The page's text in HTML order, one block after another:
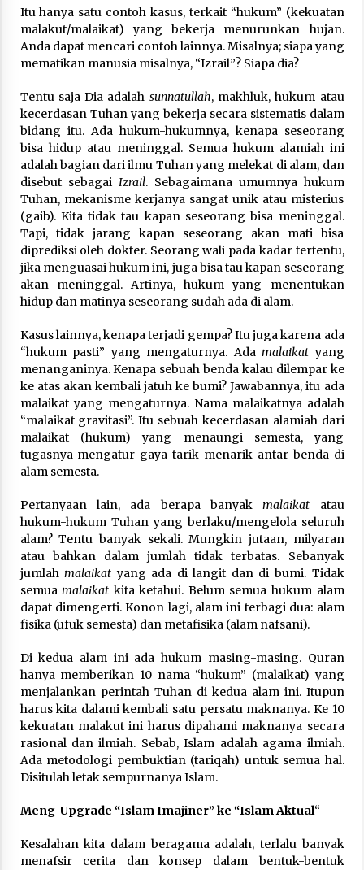
Itu hanya satu contoh kasus, terkait “hukum” (kekuatan
malakut/malaikat) yang bekerja menurunkan hujan.
Anda dapat mencari contoh lainnya. Misalnya; siapa yang
mematikan manusia misalnya, “Izrail”? Siapa dia?
Tentu saja Dia adalah sunnatullah, makhluk, hukum atau
kecerdasan Tuhan yang bekerja secara sistematis dalam
bidang itu. Ada hukum-hukumnya, kenapa seseorang
bisa hidup atau meninggal. Semua hukum alamiah ini
adalah bagian dari ilmu Tuhan yang melekat di alam, dan
disebut sebagai Izrail. Sebagaimana umumnya hukum
Tuhan, mekanisme kerjanya sangat unik atau misterius
(gaib). Kita tidak tau kapan seseorang bisa meninggal.
Tapi, tidak jarang kapan seseorang akan mati bisa
diprediksi oleh dokter. Seorang wali pada kadar tertentu,
jika menguasai hukum ini, juga bisa tau kapan seseorang
akan meninggal. Artinya, hukum yang menentukan
hidup dan matinya seseorang sudah ada di alam.
Kasus lainnya, kenapa terjadi gempa? Itu juga karena ada
“hukum pasti” yang mengaturnya. Ada malaikat yang
menanganinya. Kenapa sebuah benda kalau dilempar ke
ke atas akan kembali jatuh ke bumi? Jawabannya, itu ada
malaikat yang mengaturnya. Nama malaikatnya adalah
“malaikat gravitasi”. Itu sebuah kecerdasan alamiah dari
malaikat (hukum) yang menaungi semesta, yang
tugasnya mengatur gaya tarik menarik antar benda di
alam semesta.
Pertanyaan lain, ada berapa banyakmalaikat atau
hukum-hukum Tuhan yang berlaku/mengelola seluruh
alam? Tentu banyak sekali. Mungkin jutaan, milyaran
atau bahkan dalam jumlah tidak terbatas. Sebanyak
jumlahmalaikatyang ada di langit dan di bumi. Tidak
semuamalaikat kita ketahui. Belum semua hukum alam
dapat dimengerti. Konon lagi, alam ini terbagi dua: alam
fisika (ufuk semesta) dan metafisika (alam nafsani).
Di kedua alam ini ada hukum masing-masing. Quran
hanya memberikan 10 nama “hukum” (malaikat) yang
menjalankan perintah Tuhan di kedua alam ini. Itupun
harus kita dalami kembali satu persatu maknanya. Ke 10
kekuatan malakut ini harus dipahami maknanya secara
rasional dan ilmiah. Sebab, Islam adalah agama ilmiah.
Ada metodologi pembuktian (tariqah) untuk semua hal.
Disitulah letak sempurnanya Islam.
Meng-Upgrade “Islam Imajiner” ke “Islam Aktual“
Kesalahan kita dalam beragama adalah, terlalu banyak
menafsir cerita dan konsep dalam bentuk-bentuk